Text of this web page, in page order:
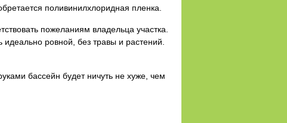
поливинилхлоридная пленка.
пожеланиям владельца участка.
ровной, без травы и растений.
бассейн будет ничуть не хуже, чем